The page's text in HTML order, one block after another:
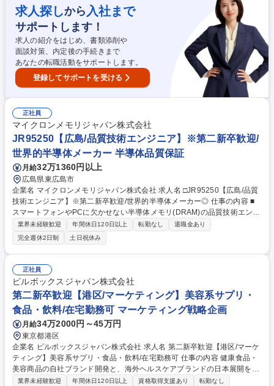
業も平均月10h程（案件,PJTにより変動あり）、メンター制度の導入や、
コミュニケーションをとりながら進める体制を整えています ■グループ会
社と協働し一気通貫対応：和田製作所でモノづくりを行っているため、設
計だけでなく、制作まで対応が可能 募集職種 名古屋【翻訳/航空機分野】
英語を使える/第二新卒歓迎/年休121日/離職率低
求人探しから 入社まで
サポートします！
求人の紹介をはじめ、書類添削や
面談対策、内定後の手続きまで
あなたの転職活動をサポートします。
登録してサポートを受ける
正社員
マイクロンメモリジャパン株式会社
JR95250【広島/品質技術エンジニア】※第二新卒歓迎/
世界的半導体メーカー 半導体品質保証
月給32万1360円以上
広島県東広島市
企業名 マイクロンメモリジャパン株式会社 求人名 □JR95250【広島/品質
技術エンジニア】※第二新卒歓迎/世界的半導体メーカー◎ 仕事の内容 ■
スマートフォンやPCに欠かせない半導体メモリ(DRAM)の品質技術エンジ
ニアとして、製造における品質保証業務をお任せします。原材料管理、ク
リーンルーム環境、生産プロセス、出荷テストなど多角的に管理します。
【詳細】 (1) 原材料品質管理(ガス・薬液・純水) (2) クリーンルームの環境
管理(温度・湿度など) (3) 製品品質の監視・評価・不良原因の分析 【魅
力】半導体はIT社会の発展に不可欠であり、自身の仕事が世界の進化に直
結する大きなやりがいがあります。最先端の技術に触れながら、業界での
希少なエンジニアとしてのキャリアを築くことが可能です。 募集職種 □J
R95250【広島/品質技術エンジニア】※第二新卒歓迎/世界的半導体メーカ
ー◎
業界未経験歓迎 年間休日120日以上 転勤なし
退職金あり
完全週休2日制
土日祝休み
正社員
ピルボックスジャパン株式会社
第二新卒歓迎【港区/マーケティング】美容系サプリ・
食品・飲料/在宅勤務可 マーケティング戦略企画
月給34万2000円～45万円
東京都港区
企業名 ピルボックスジャパン株式会社 求人名 第二新卒歓迎【港区/マーケ
ティング】美容系サプリ・食品・飲料/在宅勤務可 仕事の内容 健康食品・
美容商品の自社ブランド開発と、海外ヘルスケアブランドの日本展開を行
う当社で美容系サプリのマーケティングポジションをお任せします。まず
業界未経験歓迎 年間休日120日以上 資格取得支援あり
転勤なし